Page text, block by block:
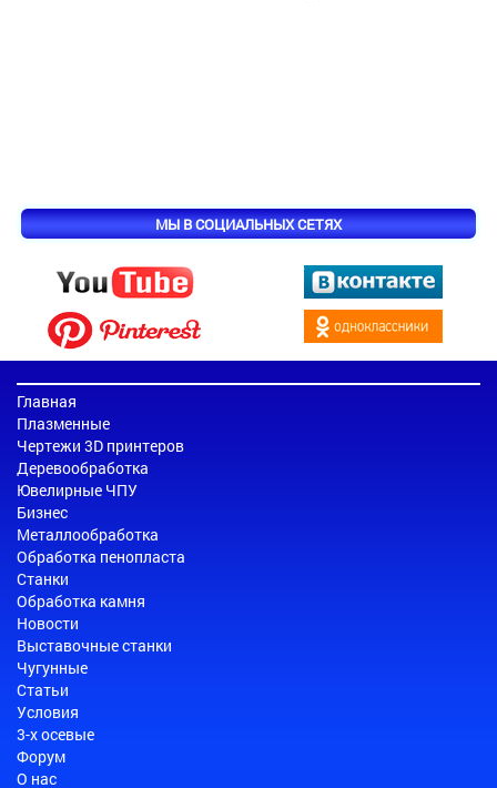
МЫ В СОЦИАЛЬНЫХ СЕТЯХ
Главная
Плазменные
Чертежи 3D принтеров
Деревообработка
Ювелирные ЧПУ
Бизнес
Металлообработка
Обработка пенопласта
Станки
Обработка камня
Новости
Выставочные станки
Чугунные
Статьи
Условия
3-х осевые
Форум
О нас